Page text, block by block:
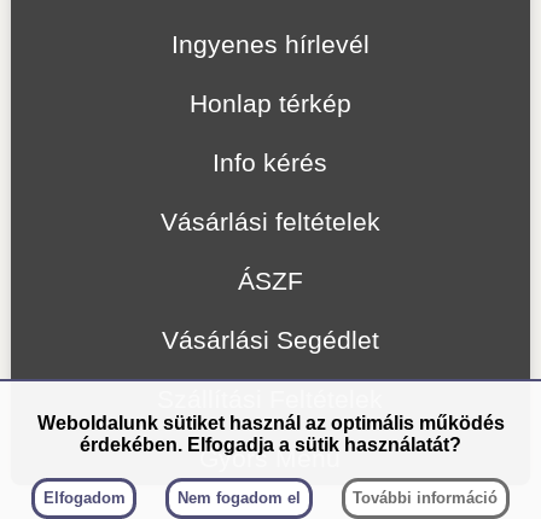
Ingyenes hírlevél
Honlap térkép
Info kérés
Vásárlási feltételek
ÁSZF
Vásárlási Segédlet
Gyors Menü
Weboldalunk sütiket használ az optimális működés
érdekében. Elfogadja a sütik használatát?
Elfogadom Nem fogadom el További információ